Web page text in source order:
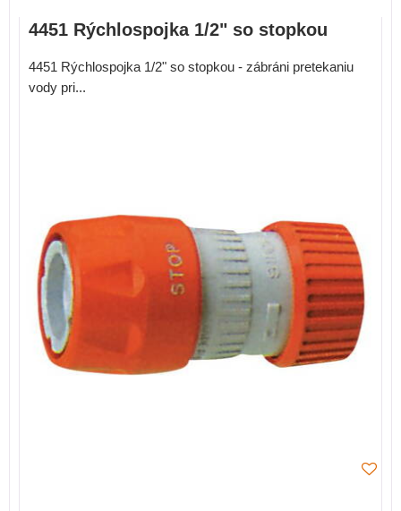
4451 Rýchlospojka 1/2" so stopkou
4451 Rýchlospojka 1/2" so stopkou - zábráni pretekaniu
vody pri...